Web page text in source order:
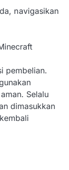
navigasikan
pembelian.
Selalu
dimasukkan